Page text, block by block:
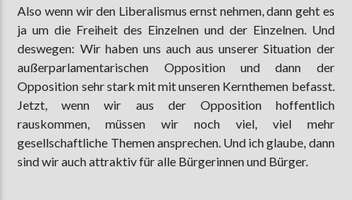
Also wenn wir den Liberalismus ernst nehmen, dann geht es
ja um die Freiheit des Einzelnen und der Einzelnen. Und
deswegen: Wir haben uns auch aus unserer Situation der
außerparlamentarischen Opposition und dann der
Opposition sehr stark mit mit unseren Kernthemen befasst.
Jetzt, wenn wir aus der Opposition hoffentlich
rauskommen, müssen wir noch viel, viel mehr
gesellschaftliche Themen ansprechen. Und ich glaube, dann
sind wir auch attraktiv für alle Bürgerinnen und Bürger.